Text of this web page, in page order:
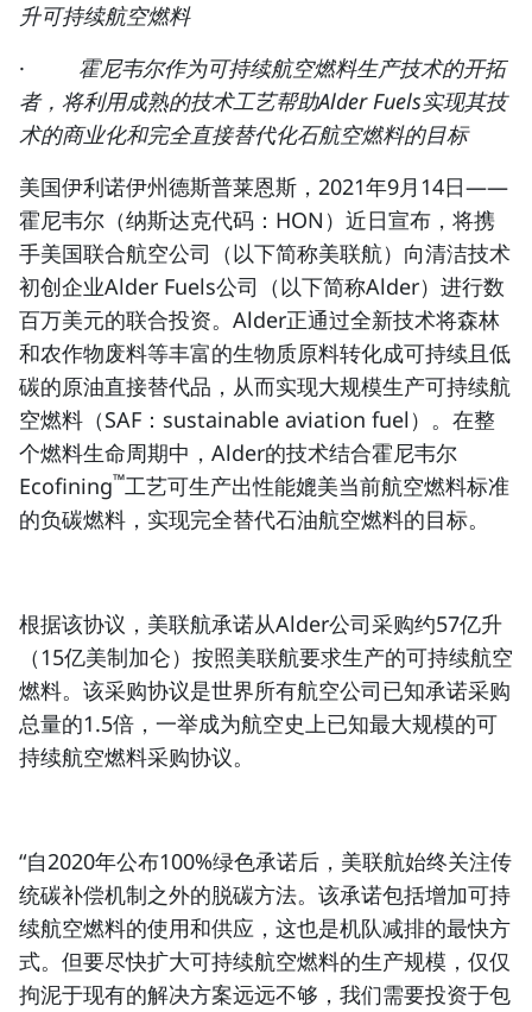
升可持续航空燃料
· 霍尼韦尔作为可持续航空燃料生产技术的开拓
者，将利用成熟的技术工艺帮助Alder Fuels实现其技
术的商业化和完全直接替代化石航空燃料的目标
美国伊利诺伊州德斯普莱恩斯，2021年9月14日——
霍尼韦尔（纳斯达克代码：HON ）近日宣布，将携
手美国联合航空公司（以下简称美联航）向清洁技术
初创企业Alder Fuels公司（以下简称Alder）进行数
百万美元的联合投资。Alder正通过全新技术将森林
和农作物废料等丰富的生物质原料转化成可持续且低
碳的原油直接替代品，从而实现大规模生产可持续航
空燃料 （SAF：sustainable aviation fuel）。 在整
个燃料生命周期中，Alder的技术结合霍尼韦尔
Ecofining™工艺可生产出性能媲美当前航空燃料标准
的负碳燃料 ，实现完全替代石油航空燃料的目标。
根据该协议，美联航承诺从Alder公司采购约57亿升
（15亿美制加仑）按照美联航要求生产的可持续航空
燃料。该采购协议是世界所有航空公司已知承诺采购
总量的1.5倍，一举成为航空史上已知最大规模的可
持续航空燃料采购协议。
“自2020年公布100%绿色承诺后，美联航始终关注传
统碳补偿机制之外的脱碳方法。该承诺包括增加可持
续航空燃料的使用和供应，这也是机队减排的最快方
式。但要尽快扩大可持续航空燃料的生产规模，仅仅
拘泥于现有的解决方案远远不够，我们需要投资于包